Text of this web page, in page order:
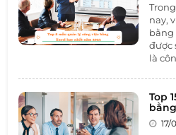
mục
nay,
bằng
được
là
kế
cho
Sau
Top
17/